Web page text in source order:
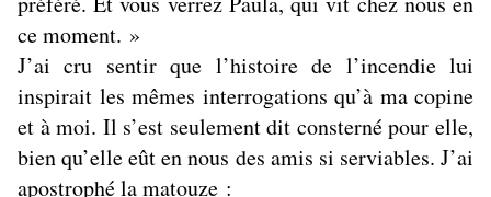
ce moment. »
J’ai cru sentir que l’histoire de l’incendie lui
inspirait les mêmes interrogations qu’à ma copine
et à moi. Il s’est seulement dit consterné pour elle,
bien qu’elle eût en nous des amis si serviables. J’ai
apostrophé la matouze :